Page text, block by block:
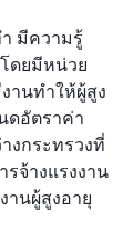
มีความรู้
ดยมีหน่วย
านทำให้ผู้สูง
ดอัตราค่า
งกระทรวงที่
รจ้างแรงงาน
านผู้สูงอายุ